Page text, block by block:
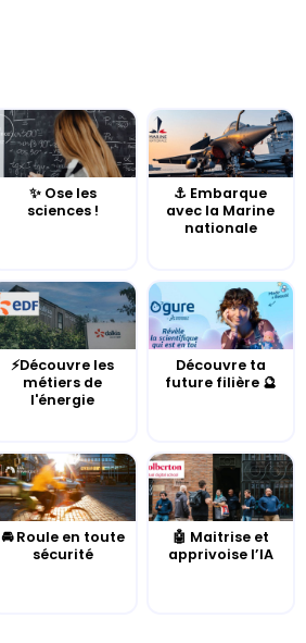
✨ Ose les
sciences !
⚓️ Embarque
avec la Marine
nationale
⚡Découvre les
métiers de
l'énergie
Découvre ta
future filière 🔮
🚘 Roule en toute
sécurité
🤖 Maitrise et
apprivoise l’IA